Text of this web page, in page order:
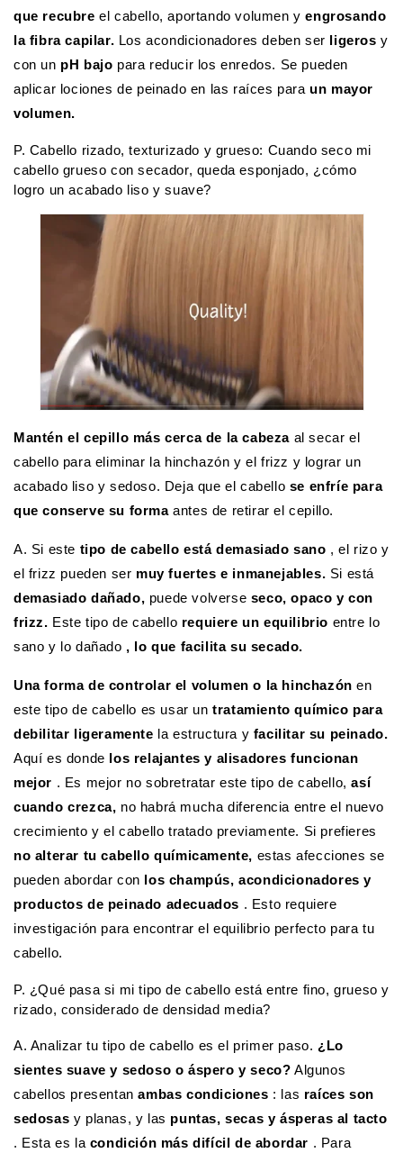
que recubre el cabello, aportando volumen yengrosando
la fibra capilar. Los acondicionadores deben ser ligeros y
con un pH bajo para reducir los enredos. Se pueden
aplicar lociones de peinado en las raíces para un mayor
volumen.
P. Cabello rizado, texturizado y grueso: Cuando seco mi
cabello grueso con secador, queda esponjado, ¿cómo
logro un acabado liso y suave?
Mantén el cepillo más cerca de la cabeza al secar el
cabello para eliminar la hinchazón y el frizz y lograr un
acabado liso y sedoso. Deja que el cabello se enfríe para
que conserve su formaantes de retirar el cepillo.
A. Si este tipo de cabello está demasiado sano , el rizo y
el frizz pueden ser muy fuertes e inmanejables. Si está
demasiado dañado, puede volverse seco, opaco y con
frizz. Este tipo de cabello requiere un equilibrio entre lo
sano y lo dañado , lo que facilita su secado.
Una forma de controlar el volumen o la hinchazón en
este tipo de cabello es usar untratamiento químico para
debilitar ligeramente la estructura y facilitar su peinado.
Aquí es donde los relajantes y alisadores funcionan
mejor . Es mejor no sobretratar este tipo de cabello,así
cuando crezca, no habrá mucha diferencia entre el nuevo
crecimiento y el cabello tratado previamente. Si prefieres
no alterar tu cabello químicamente, estas afecciones se
pueden abordar con los champús, acondicionadores y
productos de peinado adecuados . Esto requiere
investigación para encontrar el equilibrio perfecto para tu
cabello.
P. ¿Qué pasa si mi tipo de cabello está entre fino, grueso y
rizado, considerado de densidad media?
A. Analizar tu tipo de cabello es el primer paso. ¿Lo
sientes suave y sedoso o áspero y seco? Algunos
cabellos presentanambas condiciones : las raíces son
sedosas y planas, y las puntas, secas y ásperas al tacto
. Esta es la condición más difícil de abordar . Para